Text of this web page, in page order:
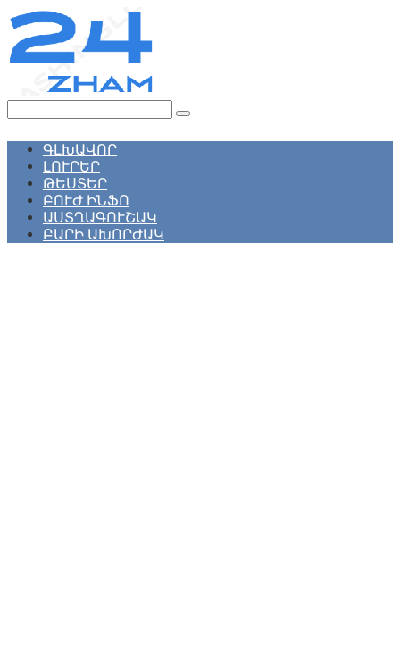
Перейти
к
контенту
ԳԼԽԱՎՈՐ
ԼՈՒՐԵՐ
ԹԵՍՏԵՐ
ԲՈՒԺ ԻՆՖՈ
ԱՍՏՂԱԳՈՒՇԱԿ
ԲԱՐԻ ԱԽՈՐԺԱԿ